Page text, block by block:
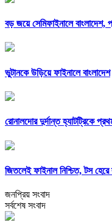
বড় জয়ে সেমিফাইনালে বাংলাদেশ,
ভুটানকে উড়িয়ে ফাইনালে বাংলাদেশ
রোনালদোর দুর্দান্ত হ্যাটট্রিকে
জিতলেই ফাইনাল নিশ্চিত, টস হেরে
জনপ্রিয় সংবাদ
সর্বশেষ সংবাদ